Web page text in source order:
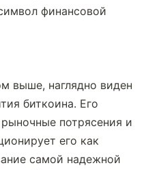
финансовой
выше, наглядно виден
биткоина. Его
потрясения и
его как
самой надежной